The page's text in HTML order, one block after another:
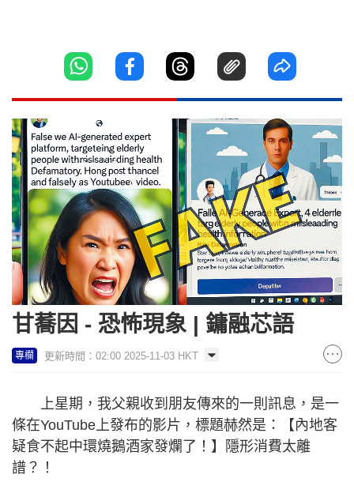
甘蕎因 - 恐怖現象 | 鏞融芯語
專欄 更新時間：02:00 2025-11-03 HKT
上星期，我父親收到朋友傳來的一則訊息，是一
條在YouTube上發布的影片，標題赫然是：【內地客
疑食不起中環燒鵝酒家發爛了！】隱形消費太離
譜？！